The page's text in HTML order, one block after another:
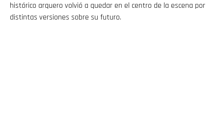
histórico arquero volvió a quedar en el centro de la escena por
distintas versiones sobre su futuro.